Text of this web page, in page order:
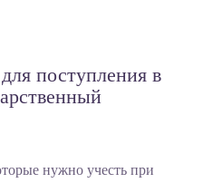
поступления в
нужно учесть при